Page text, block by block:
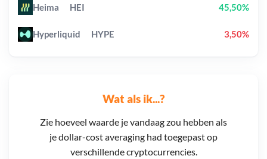
Wat als ik...?
Zie hoeveel waarde je vandaag zou hebben als
je dollar-cost averaging had toegepast op
verschillende cryptocurrencies.
Heima HEI 45,50%
Hyperliquid HYPE 3,50%